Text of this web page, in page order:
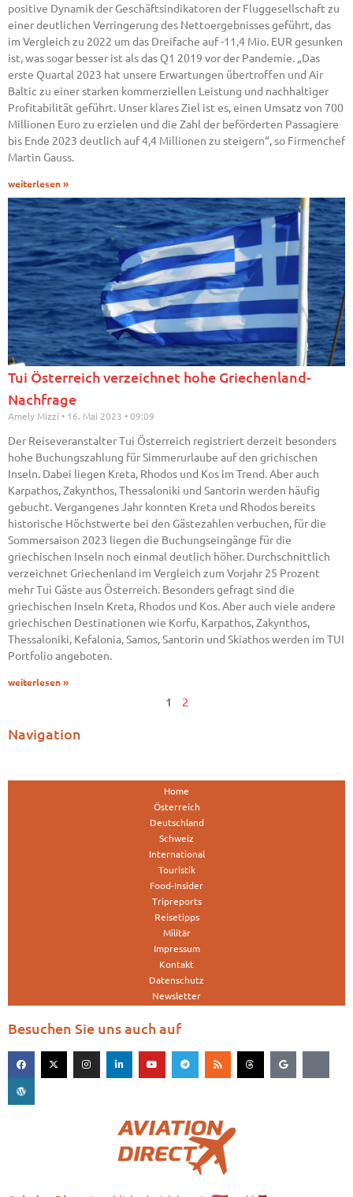
positive Dynamik der Geschäftsindikatoren der Fluggesellschaft zu
einer deutlichen Verringerung des Nettoergebnisses geführt, das
im Vergleich zu 2022 um das Dreifache auf -11,4 Mio. EUR gesunken
ist, was sogar besser ist als das Q1 2019 vor der Pandemie. „Das
erste Quartal 2023 hat unsere Erwartungen übertroffen und Air
Baltic zu einer starken kommerziellen Leistung und nachhaltiger
Profitabilität geführt. Unser klares Ziel ist es, einen Umsatz von 700
Millionen Euro zu erzielen und die Zahl der beförderten Passagiere
bis Ende 2023 deutlich auf 4,4 Millionen zu steigern“, so Firmenchef
Martin Gauss.
weiterlesen »
Tui Österreich verzeichnet hohe Griechenland-
Nachfrage
Amely Mizzi 16. Mai 2023 09:09
Der Reiseveranstalter Tui Österreich registriert derzeit besonders
hohe Buchungszahlung für Simmerurlaube auf den grichischen
Inseln. Dabei liegen Kreta, Rhodos und Kos im Trend. Aber auch
Karpathos, Zakynthos, Thessaloniki und Santorin werden häufig
gebucht. Vergangenes Jahr konnten Kreta und Rhodos bereits
historische Höchstwerte bei den Gästezahlen verbuchen, für die
Sommersaison 2023 liegen die Buchungseingänge für die
griechischen Inseln noch einmal deutlich höher. Durchschnittlich
verzeichnet Griechenland im Vergleich zum Vorjahr 25 Prozent
mehr Tui Gäste aus Österreich. Besonders gefragt sind die
griechischen Inseln Kreta, Rhodos und Kos. Aber auch viele andere
griechischen Destinationen wie Korfu, Karpathos, Zakynthos,
Thessaloniki, Kefalonia, Samos, Santorin und Skiathos werden im TUI
Portfolio angeboten.
weiterlesen »
1 2
Navigation
Home
Österreich
Deutschland
Schweiz
International
Touristik
Food-Insider
Tripreports
Reisetipps
Militär
Impressum
Kontakt
Datenschutz
Newsletter
Besuchen Sie uns auch auf